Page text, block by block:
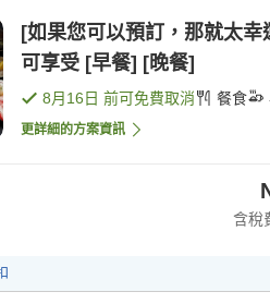
[如果您可以預訂，那就太
可享受 [早餐] [晚餐]
8月16日 前可免費取消 餐食
更詳細的方案資訊
含稅